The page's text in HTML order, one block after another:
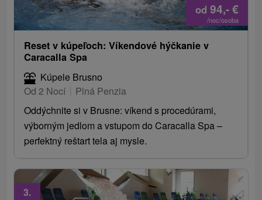
od 94,-€
/noc/osoba
Reset v kúpeľoch: Víkendové hýčkanie v
Caracalla Spa
Kúpele Brusno
Od 2 Nocí
Plná Penzia
Oddýchnite si v Brusne: víkend s procedúrami,
výborným jedlom a vstupom do Caracalla Spa –
perfektný reštart tela aj mysle.
3.